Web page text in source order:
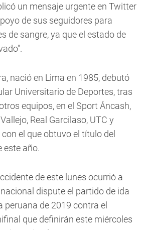
un mensaje urgente en Twitter
de sus seguidores para
de sangre, ya que el estado de
nació en Lima en 1985, debutó
Universitario de Deportes, tras
equipos, en el Sport Áncash,
Real Garcilaso, UTC y
el que obtuvo el título del
este año.
de este lunes ocurrió a
dispute el partido de ida
peruana de 2019 contra el
que definirán este miércoles